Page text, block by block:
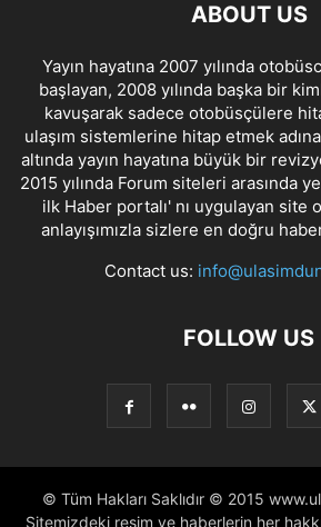
ABOUT US
Yayın hayatına 2007 yılında
başlayan, 2008 yılında başka bir
kavuşarak sadece otobüsçülere
ulaşım sistemlerine hitap etmek adına
altında yayın hayatına büyük bir
2015 yılında Forum siteleri arasında
ilk Haber portalı' nı uygulayan site
anlayışımızla sizlere en doğru
Contact us:
FOLLOW US
© Tüm Hakları Saklıdır © 2015
Sitemizdeki resim ve haberlerin her